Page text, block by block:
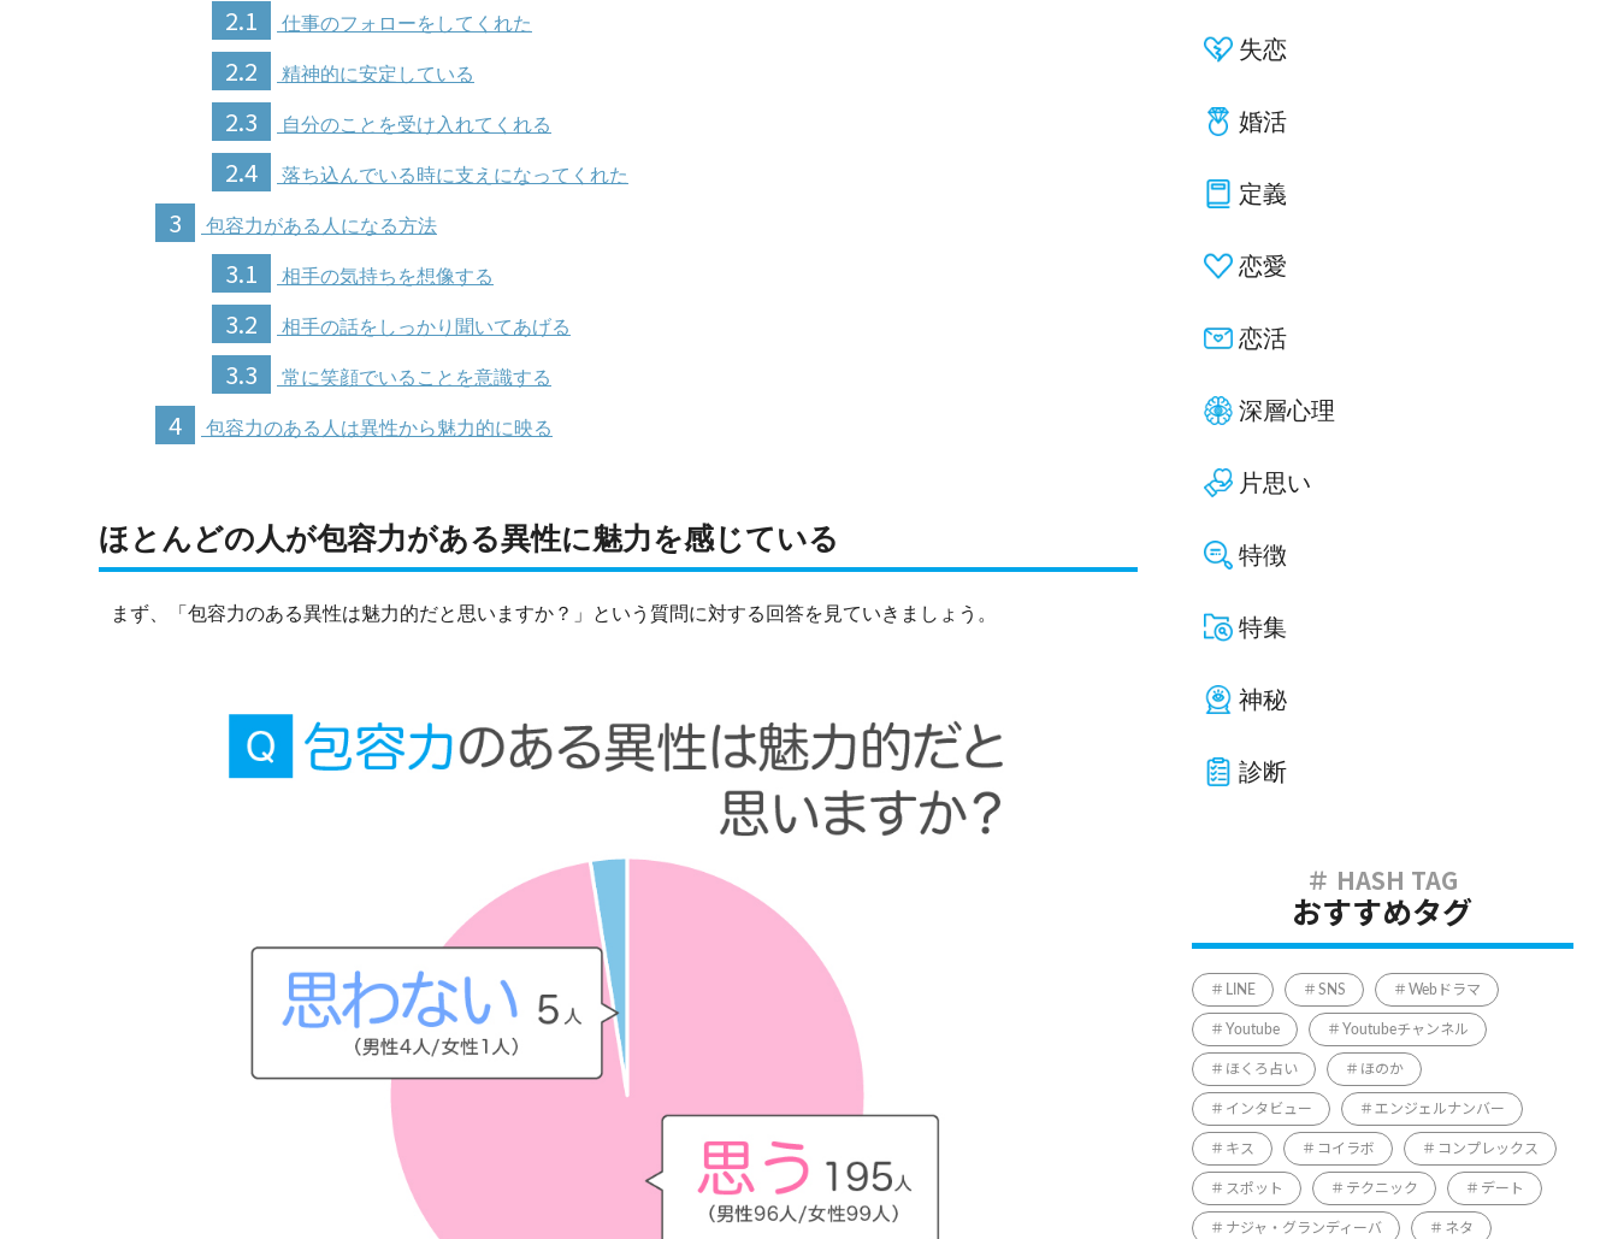
2.1 仕事のフォローをしてくれた
2.2 精神的に安定している
2.3 自分のことを受け入れてくれる
2.4 落ち込んでいる時に支えになってくれた
3 包容力がある人になる方法
3.1 相手の気持ちを想像する
3.2 相手の話をしっかり聞いてあげる
3.3 常に笑顔でいることを意識する
4 包容力のある人は異性から魅力的に映る
ほとんどの人が包容力がある異性に魅力を感じている
まず、「包容力のある異性は魅力的だと思いますか？」という質問に対する回答を見ていきましょう。
失恋
婚活
定義
恋愛
恋活
深層心理
片思い
特徴
特集
神秘
診断
おすすめタグ
LINE SNS Webドラマ
Youtube Youtubeチャンネル
ほくろ占い ほのか
インタビュー エンジェルナンバー
キス コイラボ コンプレックス
スポット テクニック デート
ナジャ・グランディーバ ネタ